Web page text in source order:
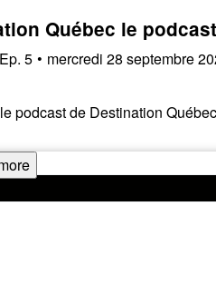
Québec le
Ep. 5 • mercredi 28 septembre
podcast de Destination